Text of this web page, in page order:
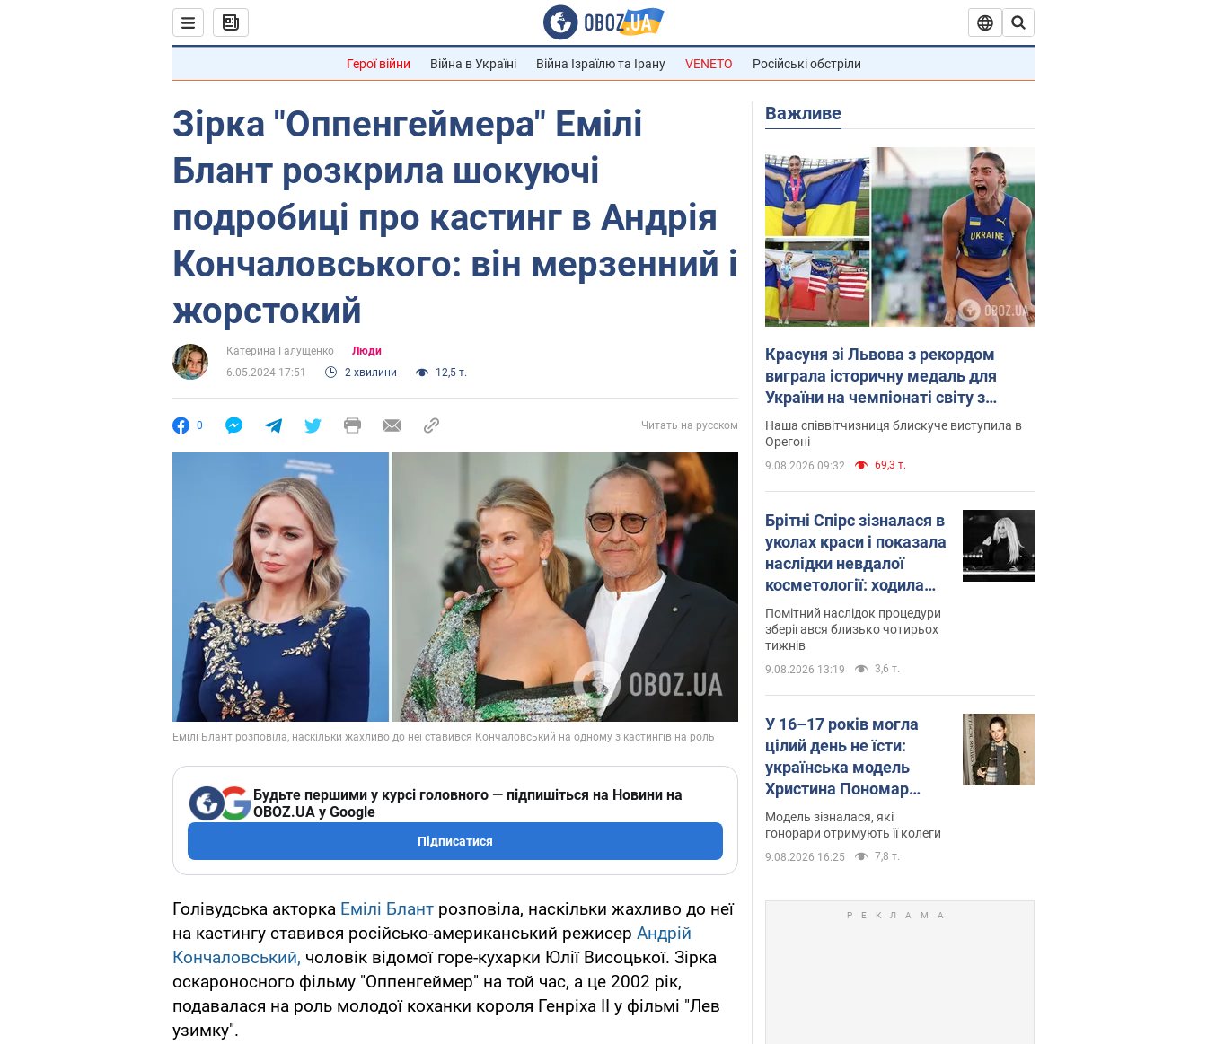
Герої війни Війна в Україні Війна Ізраїлю та Ірану VENETO Російські обстріли
Зірка "Оппенгеймера" Емілі
Блант розкрила шокуючі
подробиці про кастинг в Андрія
Кончаловського: він мерзенний і
жорстокий
Катерина Галущенко
Люди
6.05.2024 17:51
2 хвилини 12,5 т.
0 Читать на русском
Будьте першими у курсі головного — підпишіться на Новини на
OBOZ.UA у Google
Підписатися
Голівудська акторка Емілі Блант розповіла, наскільки жахливо до неї
на кастингу ставився російсько-американський режисер Андрій
Кончаловський, чоловік відомої горе-кухарки Юлії Висоцької. Зірка
оскароносного фільму "Оппенгеймер" на той час, а це 2002 рік,
подавалася на роль молодої коханки короля Генріха II у фільмі "Лев
узимку".
Важливе
Красуня зі Львова з рекордом
виграла історичну медаль для
України на чемпіонаті світу з
легкої атлетики U20. Відео
Наша співвітчизниця блискуче виступила в
Орегоні
9.08.2026 09:32 69,3 т.
Брітні Спірс зізналася в
уколах краси і показала
наслідки невдалої
косметології: ходила
так майже місяць
Помітний наслідок процедури
зберігався близько чотирьох
тижнів
9.08.2026 13:19 3,6 т.
У 16–17 років могла
цілий день не їсти:
українська модель
Христина Пономар
розповіла про страшний
бік модельної кар’єри
Модель зізналася, які
гонорари отримують її колеги
9.08.2026 16:25 7,8 т.